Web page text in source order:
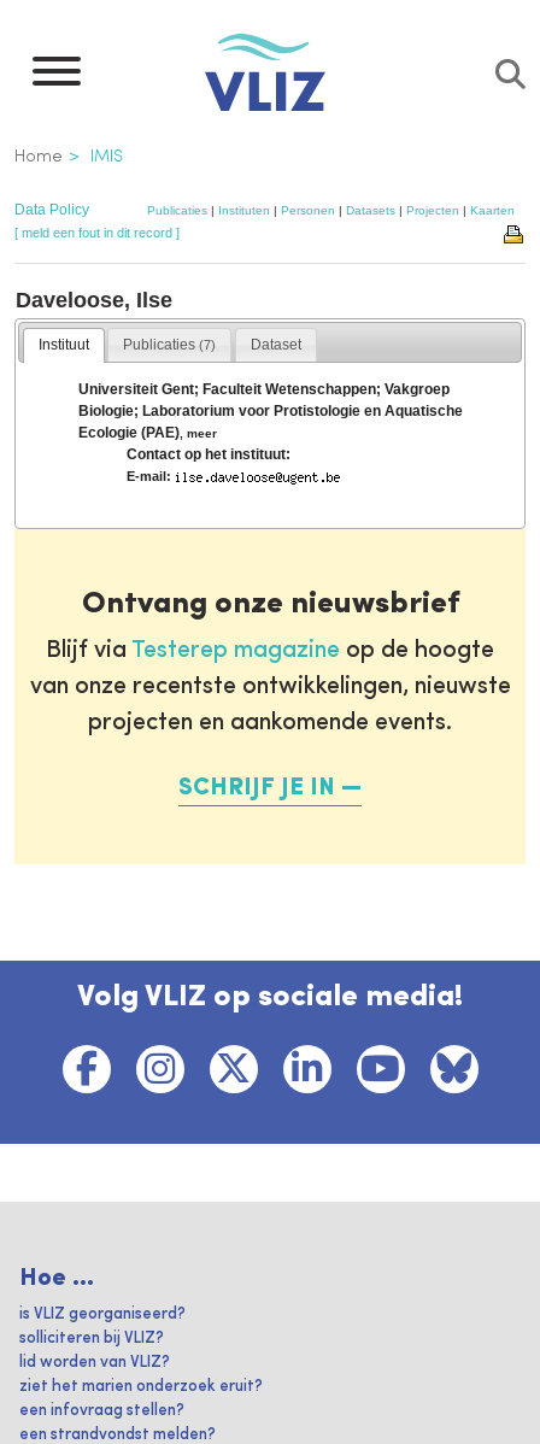
naar
inhoud
gaan
Kruimelpad
Home IMIS
Data Policy Publicaties| Instituten | Personen | Datasets| Projecten | Kaarten
[ meld een fout in dit record ]
Daveloose, Ilse
Instituut Publicaties(7) Dataset
Universiteit Gent; Faculteit Wetenschappen; Vakgroep
Biologie; Laboratorium voor Protistologie en Aquatische
Ecologie (PAE) ,meer
Contact op het instituut:
E-mail:
Ontvang onze nieuwsbrief
Blijf via Testerep magazine op de hoogte
van onze recentste ontwikkelingen, nieuwste
projecten en aankomende events.
SCHRIJF JE IN
Volg VLIZ op sociale media!
Hoe ...
is VLIZ georganiseerd?
solliciteren bij VLIZ?
lid worden van VLIZ?
ziet het marien onderzoek eruit?
een infovraag stellen?
een strandvondst melden?